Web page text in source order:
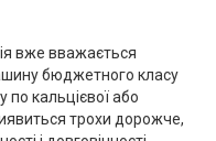
вже вважається
бюджетного класу
кальцієвої або
трохи дорожче,